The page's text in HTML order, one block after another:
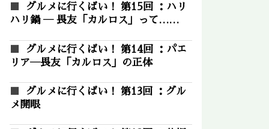
グルメに行くばい！ 第15回 ：ハリ
ハリ鍋 ― 畏友「カルロス」って……
グルメに行くばい！ 第14回 ：パエ
リア―畏友「カルロス」の正体
グルメに行くばい！ 第13回 ：グル
メ開眼